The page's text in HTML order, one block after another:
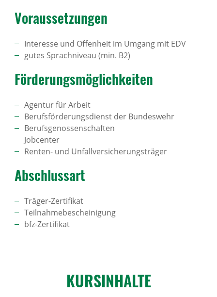
Voraus­set­zungen
Interesse und Offenheit im Umgang mit EDV
gutes Sprachniveau (min. B2)
Förde­rungs­mög­lich­keiten
Agentur für Arbeit
Berufsförderungsdienst der Bundeswehr
Berufsgenossenschaften
Jobcenter
Renten- und Unfallversicherungsträger
Abschlussart
Träger-Zertifikat
Teilnahmebescheinigung
bfz-Zertifikat
KURS­IN­HALTE